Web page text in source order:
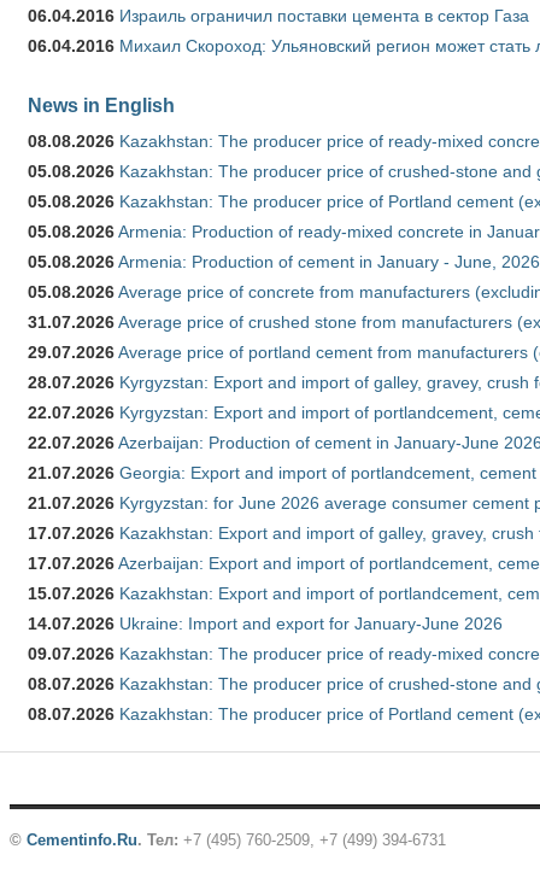
06.04.2016 Израиль ограничил поставки цемента в сектор Газа
06.04.2016 Михаил Скороход: Ульяновский регион может
News in English
08.08.2026 Kazakhstan: The producer price of ready-mixed
05.08.2026 Kazakhstan: The producer price of crushed-stone and
05.08.2026 Kazakhstan: The producer price of Portland cement
05.08.2026Armenia: Production of ready-mixed concrete in
05.08.2026Armenia: Production of cement in January - June, 2026
05.08.2026Average price of concrete from manufacturers
31.07.2026Average price of crushed stone from manufacturers
29.07.2026Average price of portland cement from manufacturers
28.07.2026 Kyrgyzstan: Export and import of galley, gravey,
22.07.2026 Kyrgyzstan: Export and import of portlandcement,
22.07.2026Azerbaijan: Production of cement in January-June
21.07.2026 Georgia: Export and import of portlandcement,
21.07.2026 Kyrgyzstan: for June 2026 average consumer cement
17.07.2026 Kazakhstan: Export and import of galley, gravey,
17.07.2026Azerbaijan: Export and import of portlandcement,
15.07.2026 Kazakhstan: Export and import of portlandcement,
14.07.2026 Ukraine: Import and export for January-June 2026
09.07.2026 Kazakhstan: The producer price of ready-mixed
08.07.2026 Kazakhstan: The producer price of crushed-stone and
08.07.2026 Kazakhstan: The producer price of Portland cement
© Cementinfo.Ru. Тел: +7 (495) 760-2509, +7 (499) 394-6731